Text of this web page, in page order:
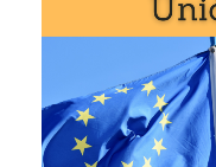
Idiomas: +
Créditos de la